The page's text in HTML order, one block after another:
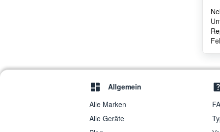
Allgemein
Alle Marken
Alle Geräte